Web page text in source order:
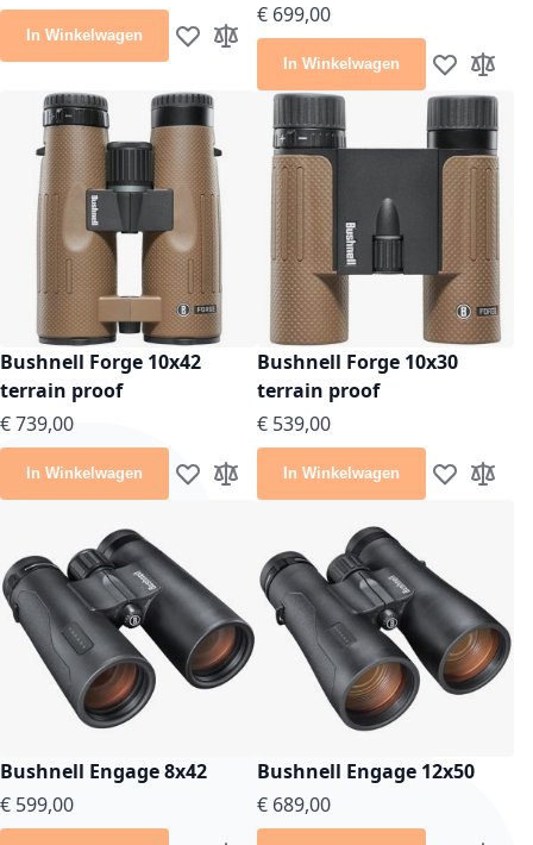
In Winkelwagen Voeg toe aan verlanglijst
Toevoegen om te vergelijken
€ 699,00
In Winkelwagen Voeg toe
Bushnell Forge 10x42
terrain proof
€ 739,00
In Winkelwagen Voeg toe aan verlanglijst
Toevoegen om te vergelijken
Bushnell Forge 10x30
terrain proof
€ 539,00
In Winkelwagen Voeg toe
Bushnell Engage 8x42
€ 599,00
Bushnell Engage 12x50
€ 689,00